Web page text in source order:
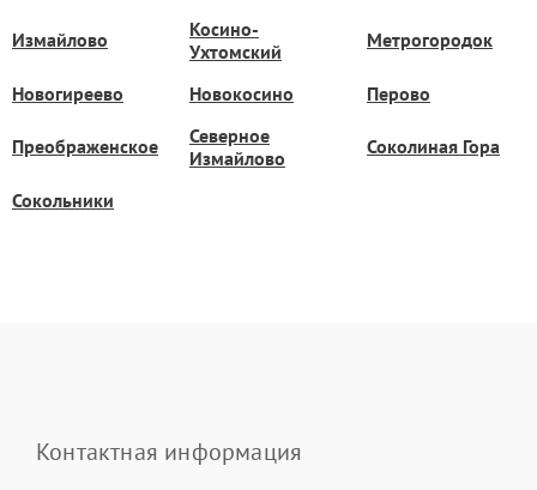
Измайлово
Косино-
Ухтомский
Метрогородок
Новогиреево Новокосино Перово
Преображенское
Северное
Измайлово
Соколиная Гора
Сокольники
Контактная информация